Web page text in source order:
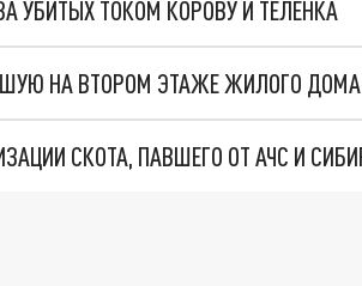
УБИТЫХ ТОКОМ КОРОВУ И ТЕЛЁНКА
НА ВТОРОМ ЭТАЖЕ ЖИЛОГО ДОМА